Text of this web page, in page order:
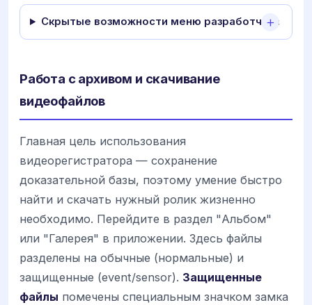
Скрытые возможности меню разработчика
Работа с архивом и скачивание
видеофайлов
Главная цель использования
видеорегистратора — сохранение
доказательной базы, поэтому умение быстро
найти и скачать нужный ролик жизненно
необходимо. Перейдите в раздел "Альбом"
или "Галерея" в приложении. Здесь файлы
разделены на обычные (нормальные) и
защищенные (event/sensor). Защищенные
файлы помечены специальным значком замка